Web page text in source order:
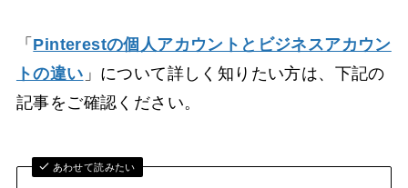
「 Pinterestの個人アカウントとビジネスアカウン
トの違い 」について詳しく知りたい方は、下記の
記事をご確認ください。
あわせて読みたい